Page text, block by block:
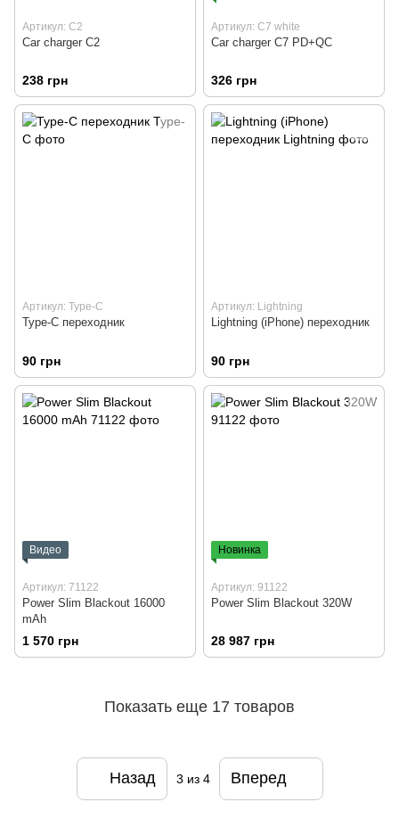
Артикул: C2
Car charger C2
238 грн
Артикул: C7 white
Car charger C7 PD+QC
326 грн
Артикул: Type-C
Type-C переходник
90 грн
Артикул: Lightning
Lightning (iPhone) переходник
90 грн
Видео
Артикул: 71122
Power Slim Blackout 16000
mAh
1 570 грн
Новинка
Артикул: 91122
Power Slim Blackout 320W
28 987 грн
Показать еще 17 товаров
Назад 3 из 4 Вперед